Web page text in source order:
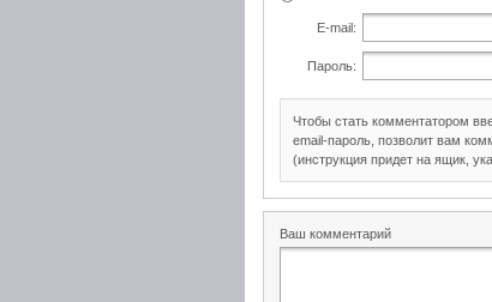
E-mail:
Пароль:
Чтобы стать комментатором
email-пароль, позволит вам
(инструкция придет на ящик,
Ваш комментарий